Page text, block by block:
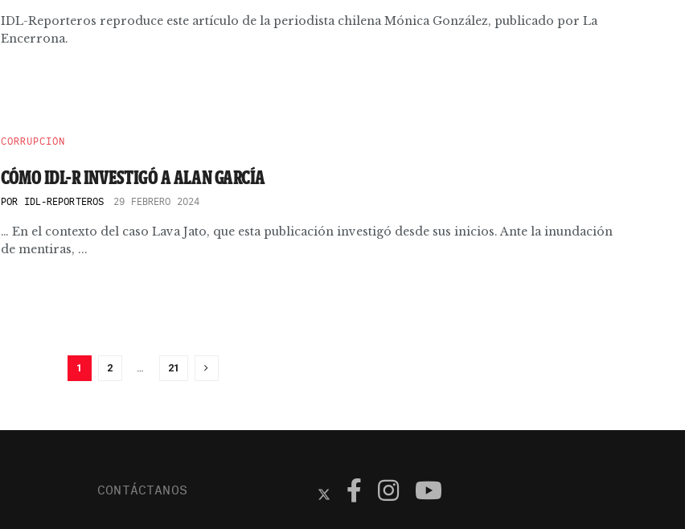
IDL-Reporteros reproduce este artículo de la periodista chilena Mónica González, publicado por La
Encerrona.
CORRUPCIÓN
CÓMO IDL-R INVESTIGÓ A ALAN GARCÍA
POR IDL-REPORTEROS 29 FEBRERO 2024
… En el contexto del caso Lava Jato, que esta publicación investigó desde sus inicios. Ante la inundación
de mentiras, ...
1 2 … 21
CONTÁCTANOS